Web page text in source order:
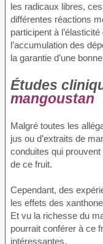
les radicaux libres,
différentes réactions
participent à
l’accumulation des
la garantie d’une
Études
mangoustan
Malgré toutes les
jus ou d’extraits de
conduites qui
de ce fruit.
Cependant, des
les effets des
Et vu la richesse du
pourrait conférer à ce
intéressantes.